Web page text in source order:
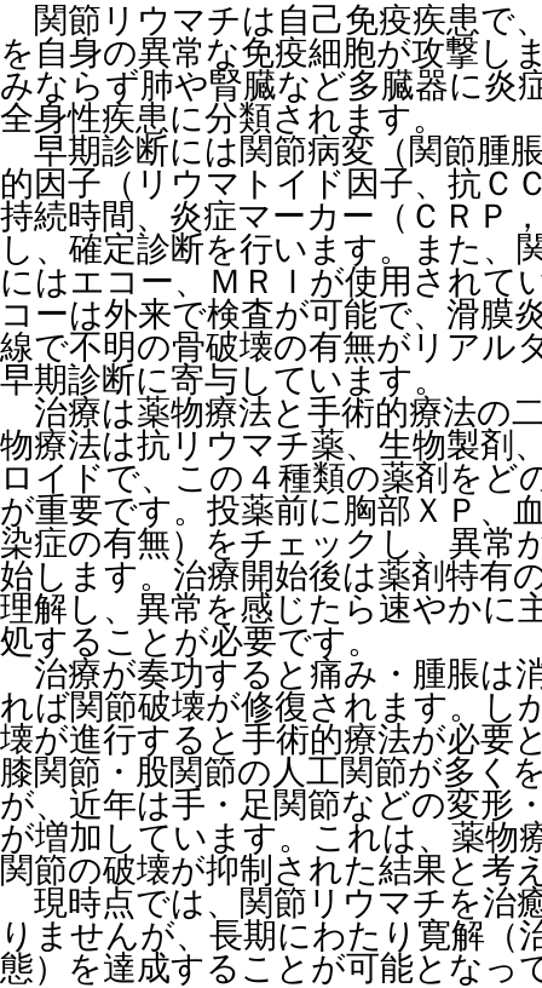
関節リウマチは自己免疫疾患で
を自身の異常な免疫細胞が攻撃し
みならず肺や腎臓など多臓器に炎
全身性疾患に分類されます。
早期診断には関節病変（関節腫
的因子（リウマトイド因子、抗Ｃ
持続時間、炎症マーカー（ＣＲＰ
し、確定診断を行います。また、
にはエコー、ＭＲＩが使用されて
コーは外来で検査が可能で、滑膜
線で不明の骨破壊の有無がリアル
早期診断に寄与しています。
治療は薬物療法と手術的療法の
物療法は抗リウマチ薬、生物製剤
ロイドで、この４種類の薬剤をど
が重要です。投薬前に胸部ＸＰ、
染症の有無）をチェックし、異常
始します。治療開始後は薬剤特有
理解し、異常を感じたら速やかに
処することが必要です。
治療が奏功すると痛み・腫脹は
れば関節破壊が修復されます。し
壊が進行すると手術的療法が必要
膝関節・股関節の人工関節が多く
が、近年は手・足関節などの変形
が増加しています。これは、薬物
関節の破壊が抑制された結果と考
現時点では、関節リウマチを治
りませんが、長期にわたり寛解（
態）を達成することが可能となっ